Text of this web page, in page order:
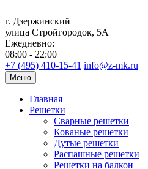
г. Дзержинский
улица Стройгородок, 5А
Ежедневно:
08:00 - 22:00
+7 (495) 410-15-41 info@z-mk.ru
Меню
Главная
Решетки
Сварные решетки
Кованые решетки
Дутые решетки
Распашные решетки
Решетки на балкон